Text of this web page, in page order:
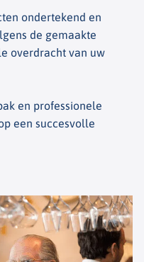
ondertekend en
de gemaakte
overdracht van uw
en professionele
een succesvolle